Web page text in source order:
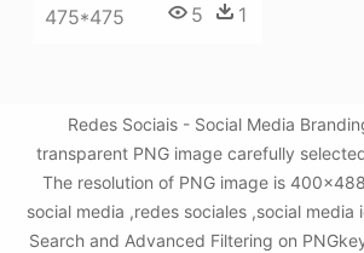
475*475 5 1
Redes Sociais - Social Media
transparent PNG image carefully
The resolution of PNG image is
social media ,redes sociales ,social media
Search and Advanced Filtering on